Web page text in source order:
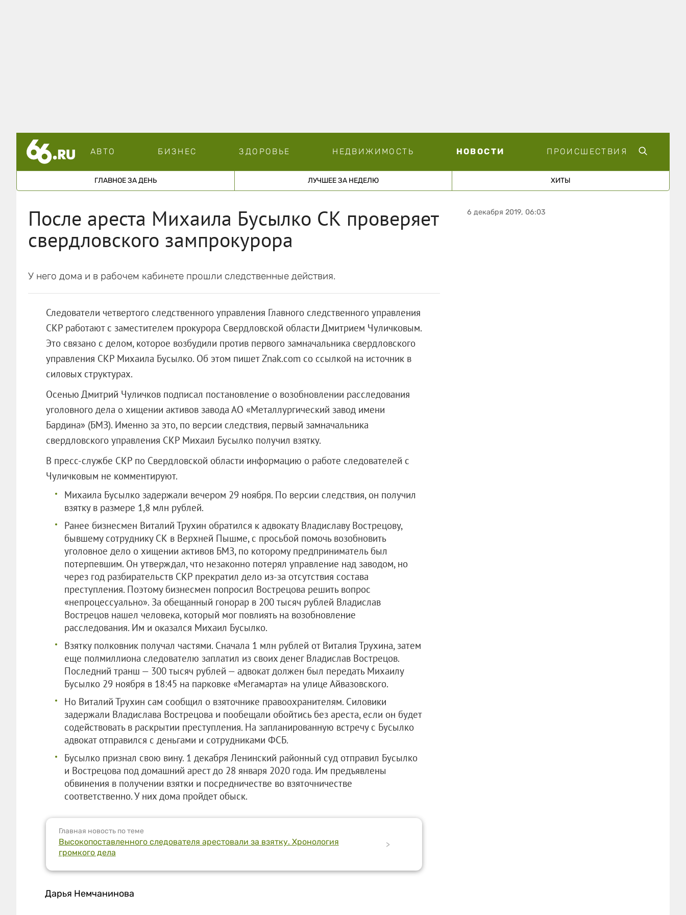
АВТО БИЗНЕС ЗДОРОВЬЕ НЕДВИЖИМОСТЬ НОВОСТИ ПРОИСШЕСТВИЯ
ГЛАВНОЕ ЗА ДЕНЬ ЛУЧШЕЕ ЗА НЕДЕЛЮ ХИТЫ
После ареста Михаила Бусылко СК проверяет
свердловского зампрокурора
У него дома и в рабочем кабинете прошли следственные действия.
Следователи четвертого следственного управления Главного следственного управления
СКР работают с заместителем прокурора Свердловской области Дмитрием Чуличковым.
Это связано с делом, которое возбудили против первого замначальника свердловского
управления СКР Михаила Бусылко. Об этом пишет Znak.com со ссылкой на источник в
силовых структурах.
Осенью Дмитрий Чуличков подписал постановление о возобновлении расследования
уголовного дела о хищении активов завода АО «Металлургический завод имени
Бардина» (БМЗ). Именно за это, по версии следствия, первый замначальника
свердловского управления СКР Михаил Бусылко получил взятку.
В пресс-службе СКР по Свердловской области информацию о работе следователей с
Чуличковым не комментируют.
Михаила Бусылко задержали вечером 29 ноября. По версии следствия, он получил
взятку в размере 1,8 млн рублей.
Ранее бизнесмен Виталий Трухин обратился к адвокату Владиславу Вострецову,
бывшему сотруднику СК в Верхней Пышме, с просьбой помочь возобновить
уголовное дело о хищении активов БМЗ, по которому предприниматель был
потерпевшим. Он утверждал, что незаконно потерял управление над заводом, но
через год разбирательств СКР прекратил дело из-за отсутствия состава
преступления. Поэтому бизнесмен попросил Вострецова решить вопрос
«непроцессуально». За обещанный гонорар в 200 тысяч рублей Владислав
Вострецов нашел человека, который мог повлиять на возобновление
расследования. Им и оказался Михаил Бусылко.
Взятку полковник получал частями. Сначала 1 млн рублей от Виталия Трухина, затем
еще полмиллиона следователю заплатил из своих денег Владислав Вострецов.
Последний транш — 300 тысяч рублей — адвокат должен был передать Михаилу
Бусылко 29 ноября в 18:45 на парковке «Мегамарта» на улице Айвазовского.
Но Виталий Трухин сам сообщил о взяточнике правоохранителям. Силовики
задержали Владислава Вострецова и пообещали обойтись без ареста, если он будет
содействовать в раскрытии преступления. На запланированную встречу с Бусылко
адвокат отправился с деньгами и сотрудниками ФСБ.
Бусылко признал свою вину. 1 декабря Ленинский районный суд отправил Бусылко
и Вострецова под домашний арест до 28 января 2020 года. Им предъявлены
обвинения в получении взятки и посредничестве во взяточничестве
соответственно. У них дома пройдет обыск.
Главная новость по теме
Высокопоставленного следователя арестовали за взятку. Хронология
громкого дела
>
Дарья Немчанинова
6 декабря 2019, 06:03